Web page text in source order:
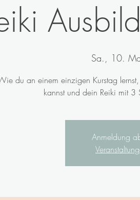
Sa., 10.
du an einem einzigen Kurstag
kannst und dein Reiki mit 3
Anmeldung